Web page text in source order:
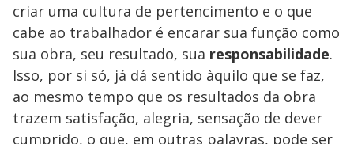
criar uma cultura de pertencimento e o que
cabe ao trabalhador é encarar sua função como
sua obra, seu resultado, sua responsabilidade.
Isso, por si só, já dá sentido àquilo que se faz,
ao mesmo tempo que os resultados da obra
trazem satisfação, alegria, sensação de dever
cumprido, o que, em outras palavras, pode ser